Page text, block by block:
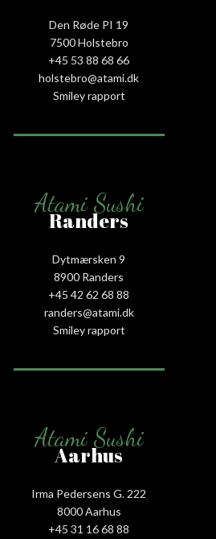
Den Røde PI 19
7500 Holstebro
+45 53 88 68 66
holstebro@atami.dk
Smiley rapport
Atami Sushi
Randers
Dytmærsken 9
8900 Randers
+45 42 62 68 88
randers@atami.dk
Smiley rapport
Atami Sushi
Aarhus
Irma Pedersens G. 222
8000 Aarhus
+45 31 16 68 88